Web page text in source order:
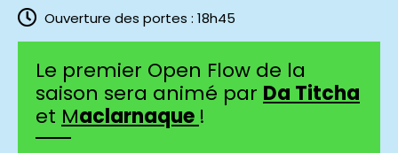
Ouverture des portes : 18h45
Le premier Open Flow de la
saison sera animé par Da Titcha
et Maclarnaque !